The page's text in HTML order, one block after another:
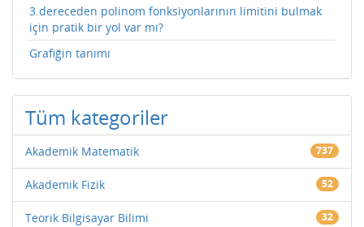
3.dereceden polinom fonksiyonlarının limitini bulmak
için pratik bir yol var mı?
Grafiğin tanımı
Tüm kategoriler
Akademik Matematik 737
Akademik Fizik 52
Teorik Bilgisayar Bilimi 32